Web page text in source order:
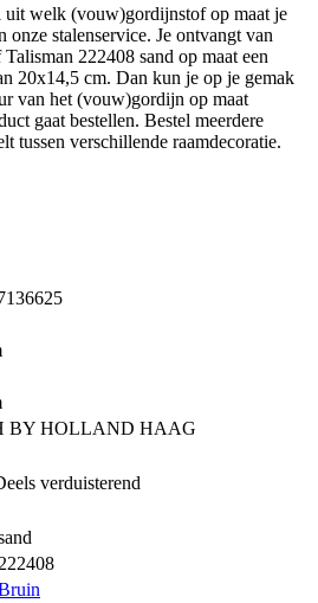
uit welk (vouw)gordijnstof op maat je
stalenservice. Je ontvangt van
222408 sand op maat een
20x14,5 cm. Dan kun je op je gemak
van het (vouw)gordijn op maat
gaat bestellen. Bestel meerdere
tussen verschillende raamdecoratie.
BY HOLLAND HAAG
verduisterend
222408